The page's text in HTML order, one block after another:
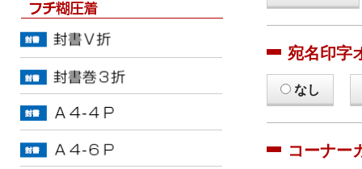
宛名印字
なし
コーナー